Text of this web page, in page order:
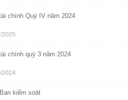
chính Quý IV năm 2024
2025
chính quý 3 năm 2024
2024
kiểm soát